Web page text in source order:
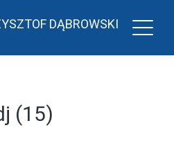
DĄBROWSKI
(15)